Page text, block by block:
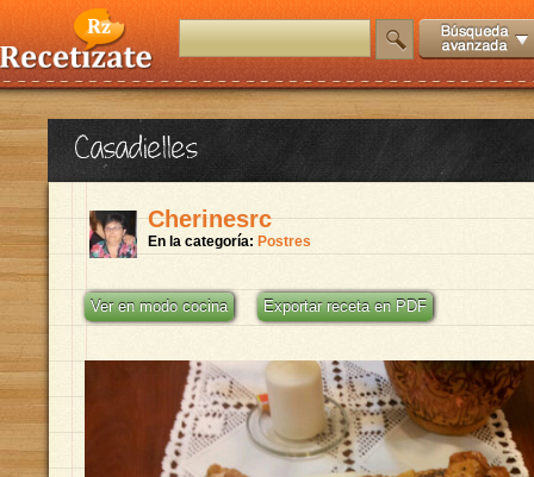
Casadielles
Cherinesrc
En la categoría: Postres
Ver en modo cocina Exportar receta en PDF